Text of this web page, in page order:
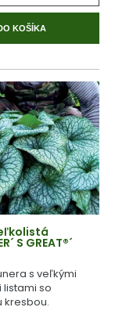
KOŠÍKA
S GREAT®´
s veľkými
so
kresbou.